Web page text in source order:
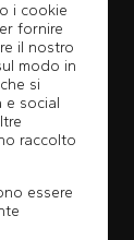
i cookie
fornire
il nostro
modo in
si
e social
raccolto
essere